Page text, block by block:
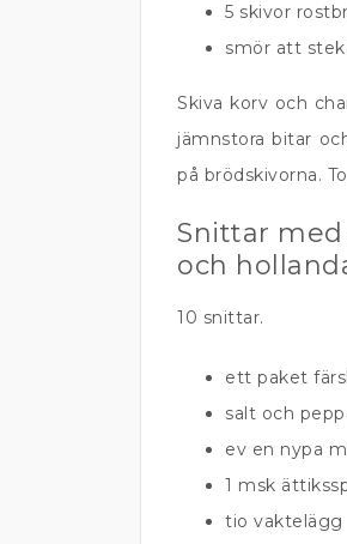
5 skivor
smör att
Skiva korv och
jämnstora bitar
på brödskivorna.
Snittar
och
10 snittar.
ett paket
salt och
ev en nypa
1 msk
tio vaktelägg